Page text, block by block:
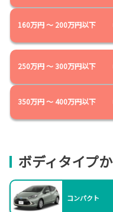
160万円 ～ 200万円以下
250万円 ～ 300万円以下
350万円 ～ 400万円以下
ボディタイプ
コンパクト